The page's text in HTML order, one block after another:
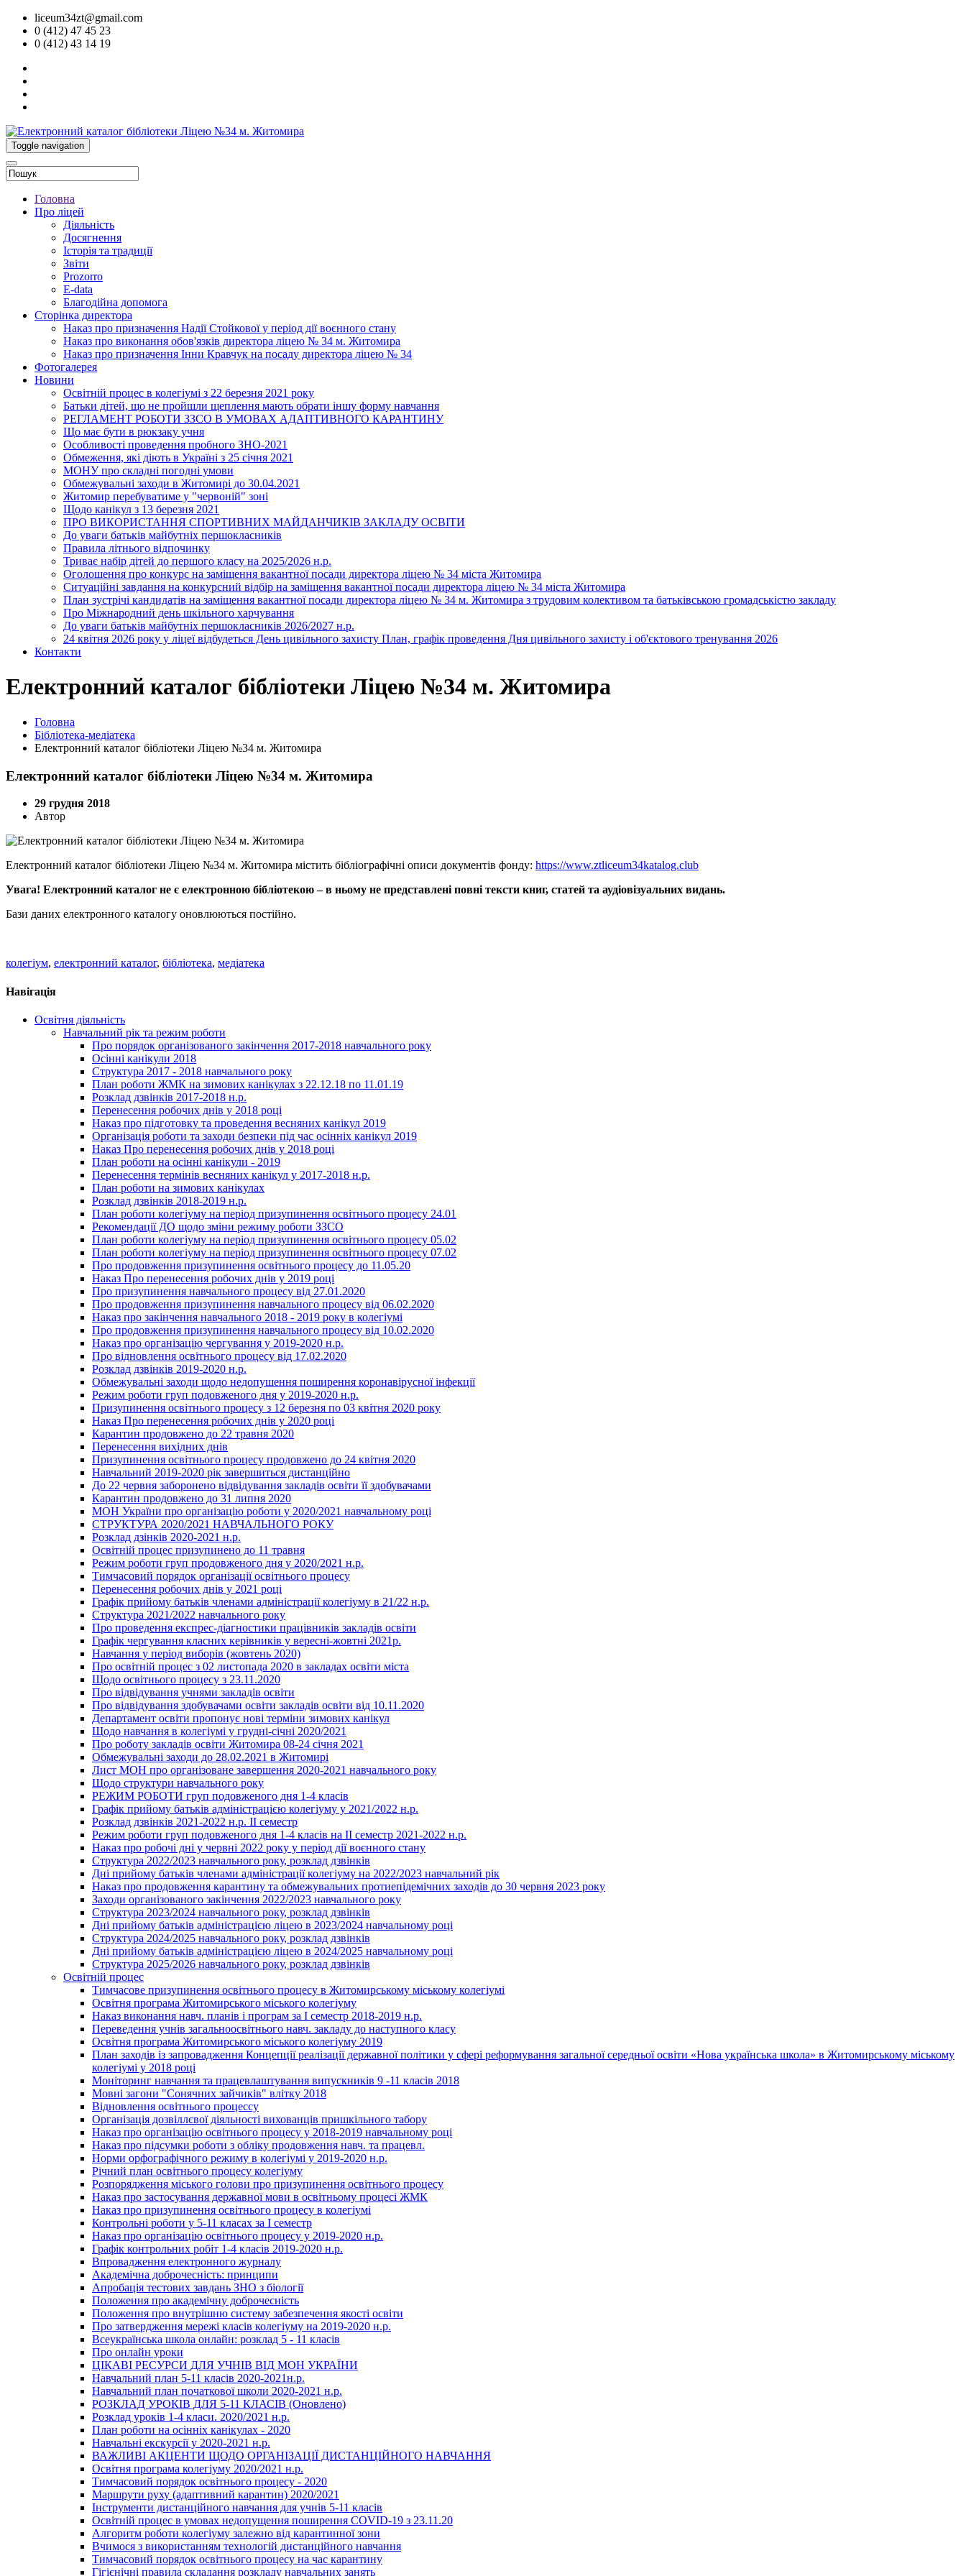
liceum34zt@gmail.com
0 (412) 47 45 23
0 (412) 43 14 19
Toggle navigation
Головна
Про ліцей
Діяльність
Досягнення
Історія та традиції
Звіти
Prozorro
E-data
Благодійна допомога
Сторінка директора
Наказ про призначення Надії Стойкової у період дії воєнного стану
Наказ про виконання обов'язків директора ліцею № 34 м. Житомира
Наказ про призначення Інни Кравчук на посаду директора ліцею № 34
Фотогалерея
Новини
Освітній процес в колегіумі з 22 березня 2021 року
Батьки дітей, що не пройшли щеплення мають обрати іншу форму навчання
РЕГЛАМЕНТ РОБОТИ ЗЗСО В УМОВАХ АДАПТИВНОГО КАРАНТИНУ
Що має бути в рюкзаку учня
Особливості проведення пробного ЗНО-2021
Обмеження, які діють в Україні з 25 січня 2021
МОНУ про складні погодні умови
Обмежувальні заходи в Житомирі до 30.04.2021
Житомир перебуватиме у "червоній" зоні
Щодо канікул з 13 березня 2021
ПРО ВИКОРИСТАННЯ СПОРТИВНИХ МАЙДАНЧИКІВ ЗАКЛАДУ ОСВІТИ
До уваги батьків майбутніх першокласників
Правила літнього відпочинку
Триває набір дітей до першого класу на 2025/2026 н.р.
Оголошення про конкурс на заміщення вакантної посади директора ліцею № 34 міста Житомира
Ситуаційні завдання на конкурсний відбір на заміщення вакантної посади директора ліцею № 34 міста Житомира
План зустрічі кандидатів на заміщення вакантної посади директора ліцею № 34 м. Житомира з трудовим колективом та батьківською громадськістю закладу
Про Міжнародний день шкільного харчування
До уваги батьків майбутніх першокласників 2026/2027 н.р.
24 квітня 2026 року у ліцеї відбудеться День цивільного захисту План, графік проведення Дня цивільного захисту і об'єктового тренування 2026
Контакти
Електронний каталог бібліотеки Ліцею №34 м. Житомира
Головна
Бібліотека-медіатека
Електронний каталог бібліотеки Ліцею №34 м. Житомира
Електронний каталог бібліотеки Ліцею №34 м. Житомира
29 грудня 2018
Автор
Електронний каталог бібліотеки Ліцею №34 м. Житомира містить бібліографічні описи документів фонду: https://www.ztliceum34katalog.club
Увага! Електронний каталог не є електронною бібліотекою – в ньому не представлені повні тексти книг, статей та аудіовізуальних видань.
Бази даних електронного каталогу оновлюються постійно.
колегіум, електронний каталог, бібліотека, медіатека
Навігація
Освітня діяльність
Навчальний рік та режим роботи
Про порядок організованого закінчення 2017-2018 навчального року
Осінні канікули 2018
Структура 2017 - 2018 навчального року
План роботи ЖМК на зимових канікулах з 22.12.18 по 11.01.19
Розклад дзвінків 2017-2018 н.р.
Перенесення робочих днів у 2018 році
Наказ про підготовку та проведення весняних канікул 2019
Організація роботи та заходи безпеки під час осінніх канікул 2019
Наказ Про перенесення робочих днів у 2018 році
План роботи на осінні канікули - 2019
Перенесення термінів весняних канікул у 2017-2018 н.р.
План роботи на зимових канікулах
Розклад дзвінків 2018-2019 н.р.
План роботи колегіуму на період призупинення освітнього процесу 24.01
Рекомендації ДО щодо зміни режиму роботи ЗЗСО
План роботи колегіуму на період призупинення освітнього процесу 05.02
План роботи колегіуму на період призупинення освітнього процесу 07.02
Про продовження призупинення освітнього процесу до 11.05.20
Наказ Про перенесення робочих днів у 2019 році
Про призупинення навчального процесу від 27.01.2020
Про продовження призупинення навчального процесу від 06.02.2020
Наказ про закінчення навчального 2018 - 2019 року в колегіумі
Про продовження призупинення навчального процесу від 10.02.2020
Наказ про організацію чергування у 2019-2020 н.р.
Про відновлення освітнього процесу від 17.02.2020
Розклад дзвінків 2019-2020 н.р.
Обмежувальні заходи щодо недопушення поширення коронавірусної інфекції
Режим роботи груп подовженого дня у 2019-2020 н.р.
Призупинення освітнього процесу з 12 березня по 03 квітня 2020 року
Наказ Про перенесення робочих днів у 2020 році
Карантин продовжено до 22 травня 2020
Перенесення вихідних днів
Призупинення освітнього процесу продовжено до 24 квітня 2020
Навчальний 2019-2020 рік завершиться дистанційно
До 22 червня заборонено відвідування закладів освіти її здобувачами
Карантин продовжено до 31 липня 2020
МОН України про організацію роботи у 2020/2021 навчальному році
СТРУКТУРА 2020/2021 НАВЧАЛЬНОГО РОКУ
Розклад дзінків 2020-2021 н.р.
Освітній процес призупинено до 11 травня
Режим роботи груп продовженого дня у 2020/2021 н.р.
Тимчасовий порядок організації освітнього процесу
Перенесення робочих днів у 2021 році
Графік прийому батьків членами адміністрації колегіуму в 21/22 н.р.
Структура 2021/2022 навчального року
Про проведення експрес-діагностики працівників закладів освіти
Графік чергування класних керівників у вересні-жовтні 2021р.
Навчання у період виборів (жовтень 2020)
Про освітній процес з 02 листопада 2020 в закладах освіти міста
Щодо освітнього процесу з 23.11.2020
Про відвідування учнями закладів освіти
Про відвідування здобувачами освіти закладів освіти від 10.11.2020
Департамент освіти пропонує нові терміни зимових канікул
Щодо навчання в колегіумі у грудні-січні 2020/2021
Про роботу закладів освіти Житомира 08-24 січня 2021
Обмежувальні заходи до 28.02.2021 в Житомирі
Лист МОН про організоване завершення 2020-2021 навчального року
Щодо структури навчального року
РЕЖИМ РОБОТИ груп подовженого дня 1-4 класів
Графік прийому батьків адміністрацією колегіуму у 2021/2022 н.р.
Розклад дзвінків 2021-2022 н.р. ІІ семестр
Режим роботи груп подовженого дня 1-4 класів на ІІ семестр 2021-2022 н.р.
Наказ про робочі дні у червні 2022 року у період дії воєнного стану
Структура 2022/2023 навчального року, розклад дзвінків
Дні прийому батьків членами адміністрації колегіуму на 2022/2023 навчальний рік
Наказ про продовження карантину та обмежувальних протиепідемічних заходів до 30 червня 2023 року
Заходи організованого закінчення 2022/2023 навчального року
Структура 2023/2024 навчального року, розклад дзвінків
Дні прийому батьків адміністрацією ліцею в 2023/2024 навчальному році
Структура 2024/2025 навчального року, розклад дзвінків
Дні прийому батьків адміністрацією ліцею в 2024/2025 навчальному році
Структура 2025/2026 навчального року, розклад дзвінків
Освітній процес
Тимчасове призупинення освітнього процесу в Житомирському міському колегіумі
Освітня програма Житомирського міського колегіуму
Наказ виконання навч. планів і програм за І семестр 2018-2019 н.р.
Переведення учнів загальноосвітнього навч. закладу до наступного класу
Освітня програма Житомирського міського колегіуму 2019
План заходів із запровадження Концепції реалізації державної політики у сфері реформування загальної середньої освіти «Нова українська школа» в Житомирському міському
колегіумі у 2018 році
Моніторинг навчання та працевлаштування випускників 9 -11 класів 2018
Мовні загони "Сонячних зайчиків" влітку 2018
Відновлення освітнього процессу
Організація дозвіллєвої діяльності вихованців пришкільного табору
Наказ про організацію освітнього процесу у 2018-2019 навчальному році
Наказ про підсумки роботи з обліку продовження навч. та працевл.
Норми орфографічного режиму в колегіумі у 2019-2020 н.р.
Річний план освітнього процесу колегіуму
Розпорядження міського голови про призупинення освітнього процесу
Наказ про застосування державної мови в освітньому процесі ЖМК
Наказ про призупинення освітнього процесу в колегіумі
Контрольні роботи у 5-11 класах за І семестр
Наказ про організацію освітнього процесу у 2019-2020 н.р.
Графік контрольних робіт 1-4 класів 2019-2020 н.р.
Впровадження електронного журналу
Академічна доброчесність: принципи
Апробація тестових завдань ЗНО з біології
Положення про академічну доброчесність
Положення про внутрішню систему забезпечення якості освіти
Про затвердження мережі класів колегіуму на 2019-2020 н.р.
Всеукраїнська школа онлайн: розклад 5 - 11 класів
Про онлайн уроки
ЦІКАВІ РЕСУРСИ ДЛЯ УЧНІВ ВІД МОН УКРАЇНИ
Навчальний план 5-11 класів 2020-2021н.р.
Навчальний план початкової школи 2020-2021 н.р.
РОЗКЛАД УРОКІВ ДЛЯ 5-11 КЛАСІВ (Оновлено)
Розклад уроків 1-4 класи. 2020/2021 н.р.
План роботи на осінніх канікулах - 2020
Навчальні екскурсії у 2020-2021 н.р.
ВАЖЛИВІ АКЦЕНТИ ЩОДО ОРГАНІЗАЦІЇ ДИСТАНЦІЙНОГО НАВЧАННЯ
Освітня програма колегіуму 2020/2021 н.р.
Тимчасовий порядок освітнього процесу - 2020
Маршрути руху (адаптивний карантин) 2020/2021
Інструменти дистанційного навчання для учнів 5-11 класів
Освітній процес в умовах недопущення поширення COVID-19 з 23.11.20
Алгоритм роботи колегіуму залежно від карантинної зони
Вчимося з використанням технологій дистанційного навчання
Тимчасовий порядок освітнього процесу на час карантину
Гігієнічні правила складання розкладу навчальних занять